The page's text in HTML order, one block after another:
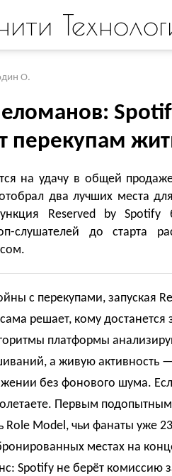
О.
перекупам
на удачу в общей
два лучших места
Reserved by Spotify
слушателей до старта
с перекупами, запуская
решает, кому достанется
платформы
а живую активность
без фонового шума.
Первым подопытным
Role Model, чьи фанаты уже
местах на
Spotify не берёт комиссию